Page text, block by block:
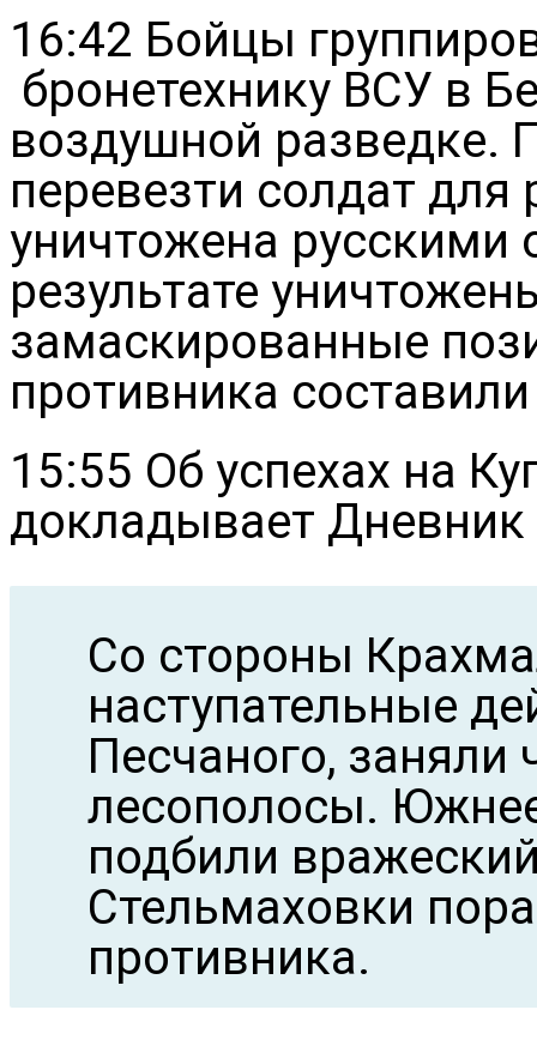
16:42 Бойцы
бронетехнику ВСУ в
воздушной разведке.
перевезти солдат
уничтожена
результате
замаскированные
противника
15:55 Об успехах на
докладывает
Со стороны
наступательные
Песчаного,
лесополосы.
подбили
Стельмаховки
противника.